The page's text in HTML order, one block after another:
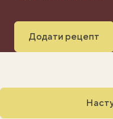
Додати рецепт